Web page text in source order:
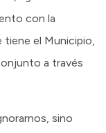
con la
tiene el Municipio,
a través
sino